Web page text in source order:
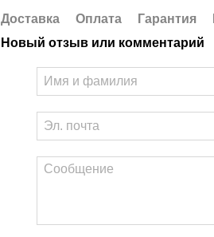
Доставка Оплата Гарантия
Новый отзыв или комментарий